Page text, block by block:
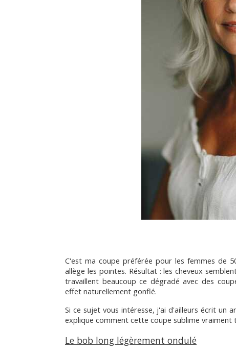
C'est ma coupe préférée pour les femmes de
allège les pointes. Résultat : les cheveux
travaillent beaucoup ce dégradé avec des
effet naturellement gonflé.
Si ce sujet vous intéresse, j'ai d'ailleurs écrit un
explique comment cette coupe sublime vraiment
Le bob long légèrement ondulé